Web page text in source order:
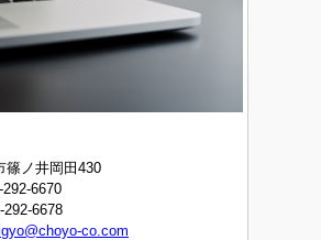
ノ井岡田430
6670
6678
co.com